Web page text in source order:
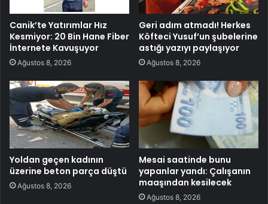
Canik’te Yatırımlar Hız
Kesmiyor: 20 Bin Hane Fiber
İnternete Kavuşuyor
Ağustos 8, 2026
Geri adım atmadı! Herkes
Köfteci Yusuf’un şubelerine
astığı yazıyı paylaşıyor
Ağustos 8, 2026
Yoldan geçen kadının
üzerine beton parça düştü
Ağustos 8, 2026
Mesai saatinde bunu
yapanlar yandı: Çalışanın
maaşından kesilecek
Ağustos 8, 2026